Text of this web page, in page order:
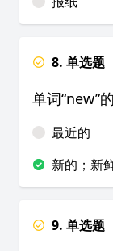
8. 单选题
单词“new”
最近的
新的；新
9. 单选题